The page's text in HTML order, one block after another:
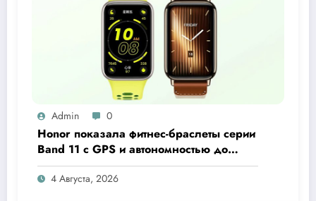
Admin 0
Honor показала фитнес-браслеты серии
Band 11 с GPS и автономностью до
26 дней
4 Августа, 2026